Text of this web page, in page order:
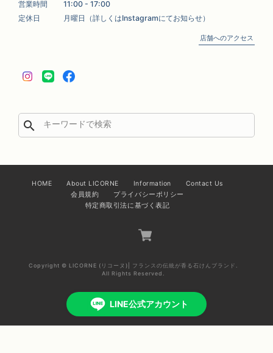
営業時間
11:00 - 17:00
定休日
月曜日（詳しくはInstagramにてお知らせ）
店舗へのアクセス
search
HOME About LICORNE Information
Contact Us
会員規約
プライバシーポリシー
特定商取引法に基づく表記
Copyright © LICORNE (リコーヌ)| フランスの伝統が香る石けんブランド.
All Rights Reserved.
LINE公式アカウント